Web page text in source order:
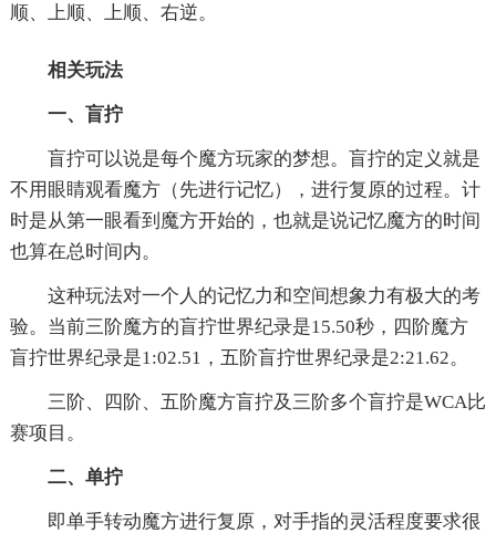
顺、上顺、上顺、右逆。
相关玩法
一、盲拧
盲拧可以说是每个魔方玩家的梦想。盲拧的定义就是
不用眼睛观看魔方（先进行记忆），进行复原的过程。计
时是从第一眼看到魔方开始的，也就是说记忆魔方的时间
也算在总时间内。
这种玩法对一个人的记忆力和空间想象力有极大的考
验。当前三阶魔方的盲拧世界纪录是15.50秒，四阶魔方
盲拧世界纪录是1:02.51，五阶盲拧世界纪录是2:21.62。
三阶、四阶、五阶魔方盲拧及三阶多个盲拧是WCA比
赛项目。
二、单拧
即单手转动魔方进行复原，对手指的灵活程度要求很